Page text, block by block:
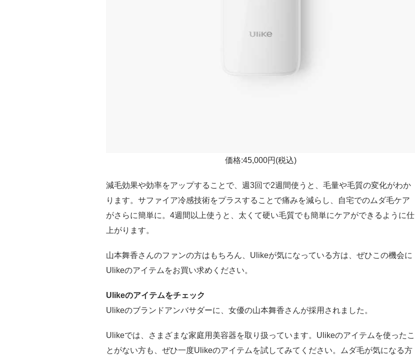
価格:45,000円(税込)
減毛効果や効率をアップすることで、週3回で2週間使うと、毛量や毛質の変化がわか
ります。サファイア冷感技術をプラスすることで痛みを減らし、自宅でのムダ毛ケア
がさらに簡単に。4週間以上使うと、太くて硬い毛質でも簡単にケアができるように仕
上がります。
山本舞香さんのファンの方はもちろん、Ulikeが気になっている方は、ぜひこの機会に
Ulikeのアイテムをお買い求めください。
Ulikeのアイテムをチェック
Ulikeのブランドアンバサダーに、女優の山本舞香さんが採用されました。
Ulikeでは、さまざまな家庭用美容器を取り扱っています。Ulikeのアイテムを使ったこ
とがない方も、ぜひ一度Ulikeのアイテムを試してみてください。ムダ毛が気になる方